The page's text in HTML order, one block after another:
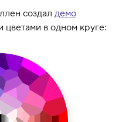
создал демо
в одном круге: